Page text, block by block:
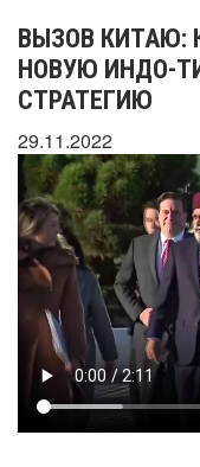
ВЫЗОВ КИТАЮ:
НОВУЮ ИНДО-
СТРАТЕГИЮ
29.11.2022